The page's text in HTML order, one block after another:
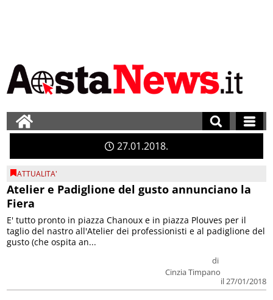
2701 2018
ATTUALITA'
Atelier e Padiglione del gusto annunciano la
Fiera
di
Cinzia Timpano
il 27/01/2018
E' tutto pronto in piazza Chanoux e in piazza Plouves per il
taglio del nastro all'Atelier dei professionisti e al padiglione del
gusto (che ospita an...